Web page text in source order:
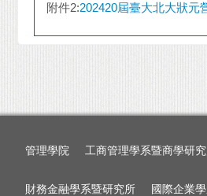
附件2:202420屆臺大北大狀元
管理學院 工商管理學系暨商學研
財務金融學系暨研究所 國際企業